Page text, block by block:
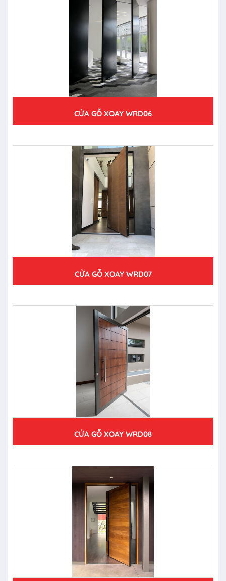
CỬA GỖ XOAY WRD06
CỬA GỖ XOAY WRD07
CỬA GỖ XOAY WRD08